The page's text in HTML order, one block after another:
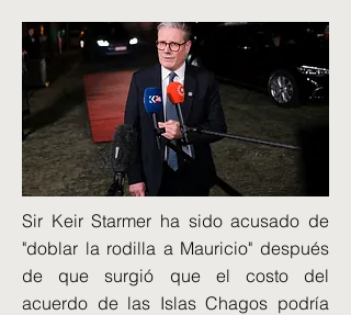
Sir Keir Starmer ha sido acusado de
"doblar la rodilla a Mauricio" después
de que surgió que el costo del
acuerdo de las Islas Chagos podría